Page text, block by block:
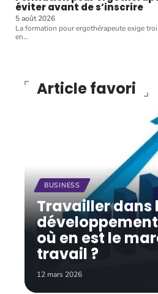
éviter avant de s’inscrire
5 août 2026
La formation pour ergothérapeute exige
en…
Article favori
BUSINESS
Travailler dans
où en est le
travail ?
12 mars 2026